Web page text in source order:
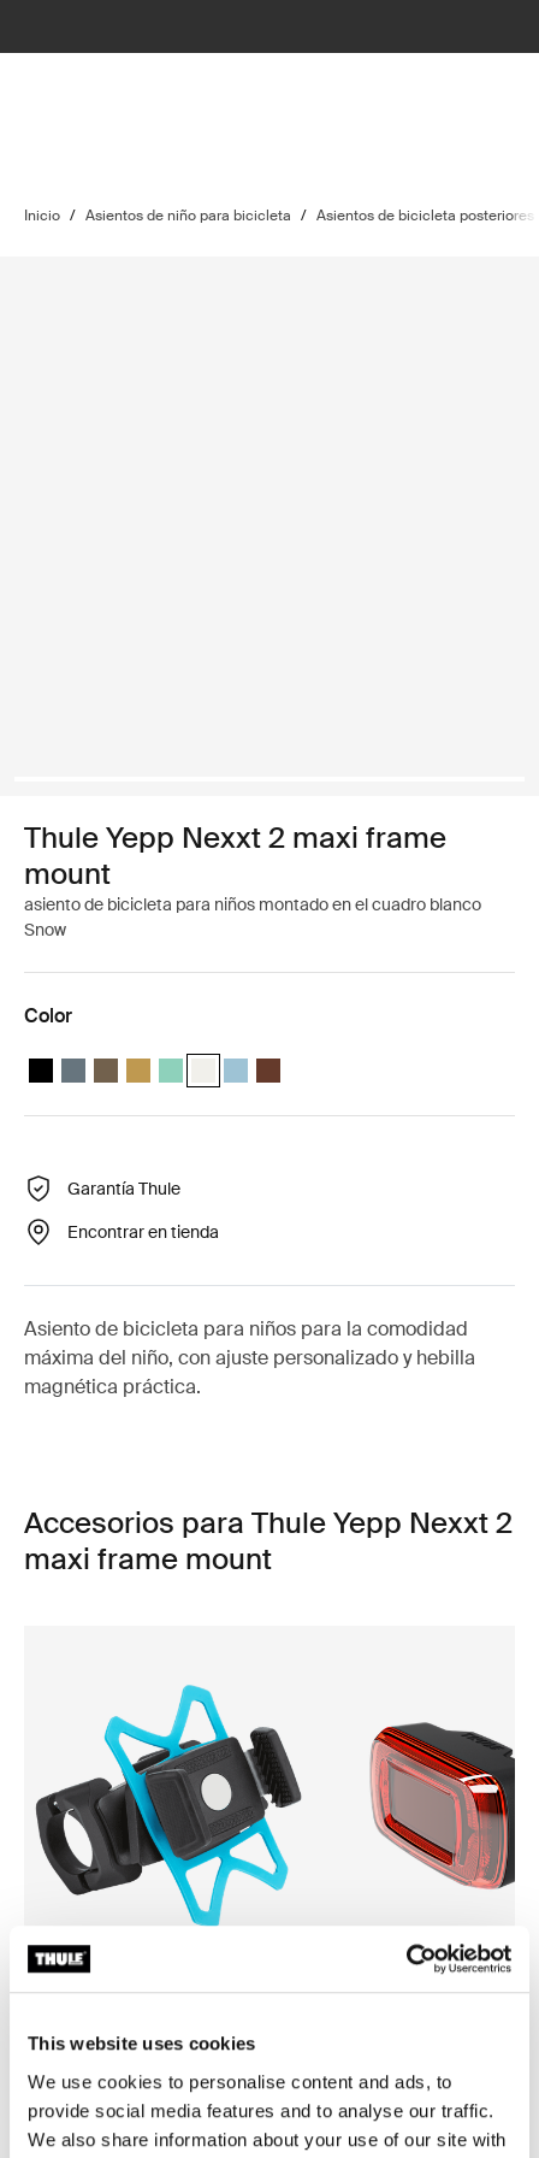
This website uses cookies
We use cookies to personalise content and ads, to
provide social media features and to analyse our traffic.
We also share information about your use of our site with
Inicio / Asientos de niño para bicicleta / Asientos de bicicleta posteriores
Thule Yepp Nexxt 2 maxi frame
mount
asiento de bicicleta para niños montado en el cuadro blanco
Snow
Color
Thule Yepp Nexxt 2 Negro medianoche
Thule Yepp Nexxt 2 Pizarra oscura
Thule Yepp Nexxt 2 Caqui oscuro
Thule Yepp Nexxt 2 Amarillo brillante
Thule Yepp Nexxt 2 Maxi Mint Green
Thule Yepp Nexxt 2 Maxi Snow White
Thule Yepp Nexxt 2 Maxi Aguamarina
Thule Yepp Nexxt 2 Maxi Chocolate
Garantía Thule
Encontrar en tienda
Asiento de bicicleta para niños para la comodidad
máxima del niño, con ajuste personalizado y hebilla
magnética práctica.
Accesorios para Thule Yepp Nexxt 2
maxi frame mount
fijación de smartphone para bicicleta